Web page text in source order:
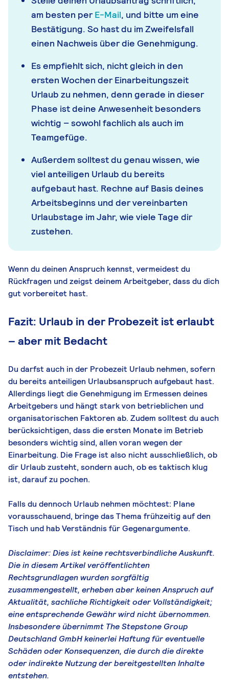
am besten perE-Mail, und bitte um eine
Bestätigung. So hast du im Zweifelsfall
einen Nachweis über die Genehmigung.
Es empfiehlt sich, nicht gleich in den
ersten Wochen der Einarbeitungszeit
Urlaub zu nehmen, denn gerade in dieser
Phase ist deine Anwesenheit besonders
wichtig – sowohl fachlich als auch im
Teamgefüge.
Außerdem solltest du genau wissen, wie
viel anteiligen Urlaub du bereits
aufgebaut hast. Rechne auf Basis deines
Arbeitsbeginns und der vereinbarten
Urlaubstage im Jahr, wie viele Tage dir
zustehen.
Wenn du deinen Anspruch kennst, vermeidest du
Rückfragen und zeigst deinem Arbeitgeber, dass du dich
gut vorbereitet hast.
Fazit: Urlaub in der Probezeit ist erlaubt
– aber mit Bedacht
Du darfst auch in der Probezeit Urlaub nehmen, sofern
du bereits anteiligen Urlaubsanspruch aufgebaut hast.
Allerdings liegt die Genehmigung im Ermessen deines
Arbeitgebers und hängt stark von betrieblichen und
organisatorischen Faktoren ab. Zudem solltest du auch
berücksichtigen, dass die ersten Monate im Betrieb
besonders wichtig sind, allen voran wegen der
Einarbeitung. Die Frage ist also nicht ausschließlich, ob
dir Urlaub zusteht, sondern auch, ob es taktisch klug
ist, darauf zu pochen.
Falls du dennoch Urlaub nehmen möchtest: Plane
vorausschauend, bringe das Thema frühzeitig auf den
Tisch und hab Verständnis für Gegenargumente.
Disclaimer: Dies ist keine rechtsverbindliche Auskunft.
Die in diesem Artikel veröffentlichten
Rechtsgrundlagen wurden sorgfältig
zusammengestellt, erheben aber keinen Anspruch auf
Aktualität, sachliche Richtigkeit oder Vollständigkeit;
eine entsprechende Gewähr wird nicht übernommen.
Insbesondere übernimmt The Stepstone Group
Deutschland GmbH keinerlei Haftung für eventuelle
Schäden oder Konsequenzen, die durch die direkte
oder indirekte Nutzung der bereitgestellten Inhalte
entstehen.